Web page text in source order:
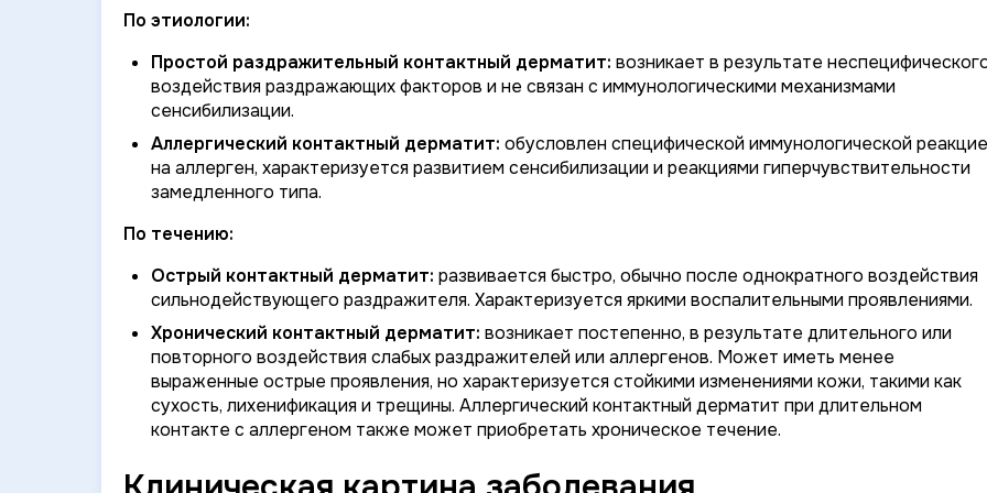
По этиологии:
Простой раздражительный контактный дерматит: возникает в результате
воздействия раздражающих факторов и не связан с иммунологическими механизмами
сенсибилизации.
Аллергический контактный дерматит: обусловлен специфической иммунологической
на аллерген, характеризуется развитием сенсибилизации и реакциями гиперчувствительности
замедленного типа.
По течению:
Острый контактный дерматит: развивается быстро, обычно после однократного воздействия
сильнодействующего раздражителя. Характеризуется яркими воспалительными проявлениями.
Хронический контактный дерматит: возникает постепенно, в результате длительного или
повторного воздействия слабых раздражителей или аллергенов. Может иметь менее
выраженные острые проявления, но характеризуется стойкими изменениями кожи, такими как
сухость, лихенификация и трещины. Аллергический контактный дерматит при длительном
контакте с аллергеном также может приобретать хроническое течение.